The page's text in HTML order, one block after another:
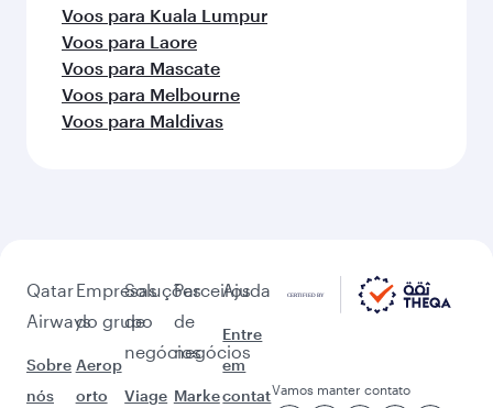
Voos para Kuala Lumpur
Voos para Laore
Voos para Mascate
Voos para Melbourne
Voos para Maldivas
Qatar
Airways
Sobre
nós
Empresas
do grupo
Aerop
orto
Soluções
de
negócios
Viage
Parceiros
de
negócios
Marke
Ajuda
Entre
em
contatVamos manter contato